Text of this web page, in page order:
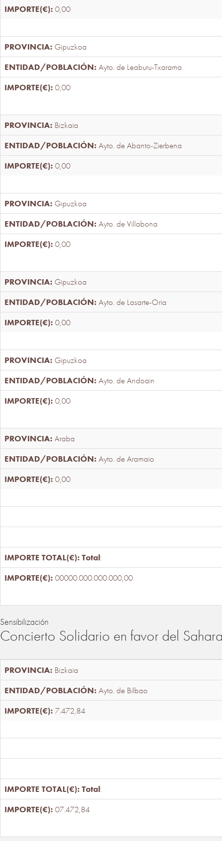
0,00
Gipuzkoa
Ayto. de Leaburu-Txarama
0,00
Bizkaia
Ayto. de Abanto-Zierbena
0,00
Gipuzkoa
Ayto. de Villabona
0,00
Gipuzkoa
Ayto. de Lasarte-Oria
0,00
Gipuzkoa
Ayto. de Andoain
0,00
Araba
Ayto. de Aramaio
0,00
Total:
00000.000.000.000,00
Sensibilización
Concierto Solidario en favor del
Bizkaia
Ayto. de Bilbao
7.472,84
Total:
07.472,84